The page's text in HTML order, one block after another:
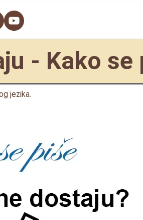
- Kako se
jezika.